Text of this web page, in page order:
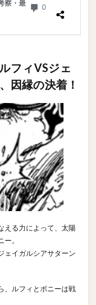
フィVSジェ
因縁の決着！
える力によって、太陽
。
ェイガルシアサターン
、ルフィとボニーは戦